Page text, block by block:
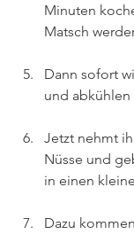
Minuten
Matsch
Dann sofort
und abkühlen
Jetzt nehmt
Nüsse und
in einen
Dazu